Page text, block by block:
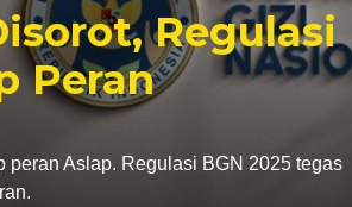
Regulasi
Peran
Aslap. Regulasi BGN 2025 tegas